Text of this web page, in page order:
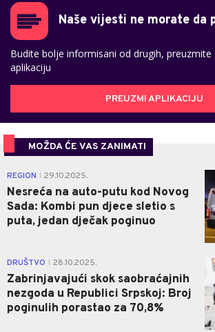
Naše vijesti ne morate da
Budite bolje informisani od drugih,
aplikaciju
PREUZMI APLIKACIJU
MOŽDA ĆE VAS ZANIMATI
REGION 29.10.2025.
Nesreća na auto-putu kod Novog
Sada: Kombi pun djece sletio s
puta, jedan dječak poginuo
DRUŠTVO 28.10.2025.
Zabrinjavajući skok saobraćajnih
nezgoda u Republici Srpskoj: Broj
poginulih porastao za 70,8%